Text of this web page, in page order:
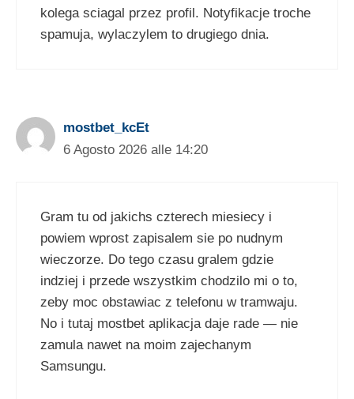
kolega sciagal przez profil. Notyfikacje troche
spamuja, wylaczylem to drugiego dnia.
mostbet_kcEt
6 Agosto 2026 alle 14:20
Gram tu od jakichs czterech miesiecy i
powiem wprost zapisalem sie po nudnym
wieczorze. Do tego czasu gralem gdzie
indziej i przede wszystkim chodzilo mi o to,
zeby moc obstawiac z telefonu w tramwaju.
No i tutaj mostbet aplikacja daje rade — nie
zamula nawet na moim zajechanym
Samsungu.